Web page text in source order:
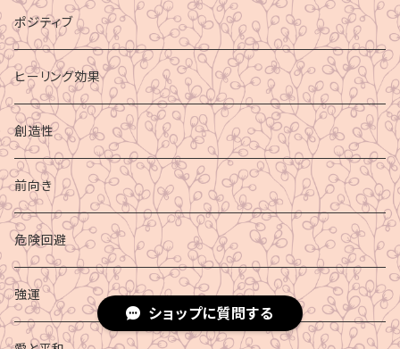
ポジティブ
ヒーリング効果
創造性
前向き
危険回避
強運
ショップに質問する